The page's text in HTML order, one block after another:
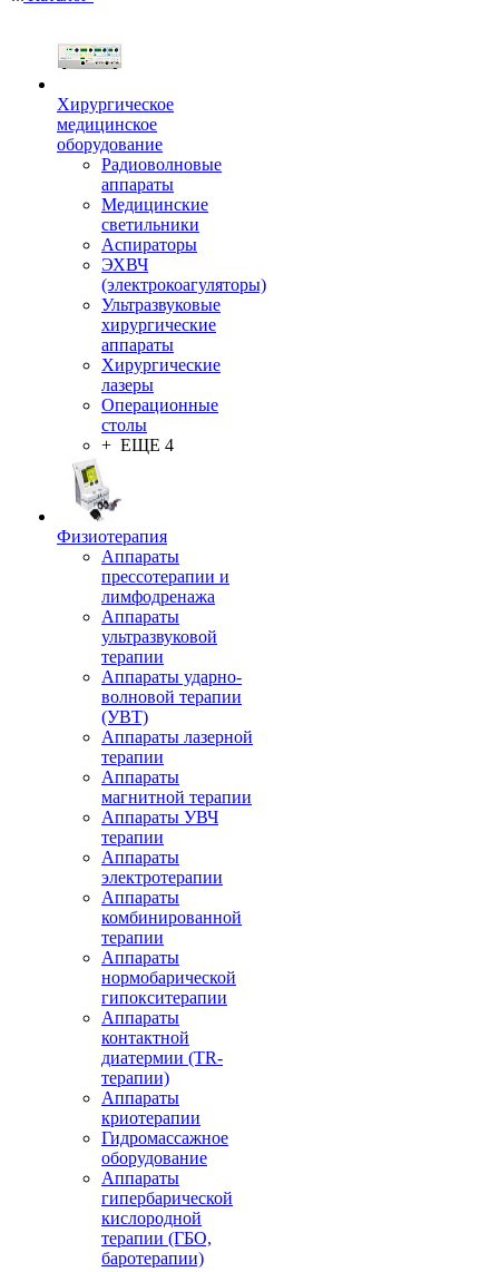
Хирургическое
медицинское
оборудование
Радиоволновые
аппараты
Медицинские
светильники
Аспираторы
ЭХВЧ
(электрокоагуляторы)
Ультразвуковые
хирургические
аппараты
Хирургические
лазеры
Операционные
столы
+ ЕЩЕ 4
Физиотерапия
Аппараты
прессотерапии и
лимфодренажа
Аппараты
ультразвуковой
терапии
Аппараты ударно-
волновой терапии
(УВТ)
Аппараты лазерной
терапии
Аппараты
магнитной терапии
Аппараты УВЧ
терапии
Аппараты
электротерапии
Аппараты
комбинированной
терапии
Аппараты
нормобарической
гипокситерапии
Аппараты
контактной
диатермии (TR-
терапии)
Аппараты
криотерапии
Гидромассажное
оборудование
Аппараты
гипербарической
кислородной
терапии (ГБО,
баротерапии)